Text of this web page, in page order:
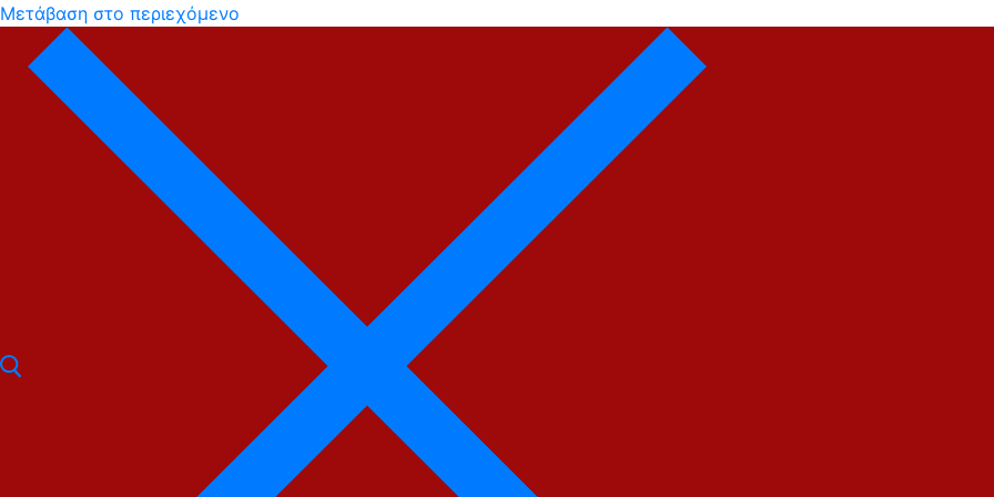
Μετάβαση στο περιεχόμενο